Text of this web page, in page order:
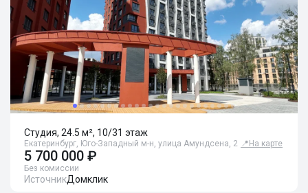
Студия, 24.5 м², 10/31 этаж
Екатеринбург, Юго-Западный м-н, улица Амундсена, 2 📍 На карте
5 700 000 ₽
Без комиссии
ИсточникДомклик